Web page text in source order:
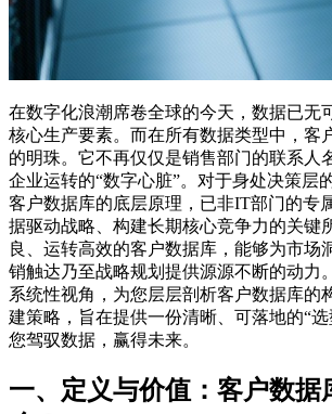
在数字化浪潮席卷全球的今天，数据已无
核心生产要素。而在所有数据类型中，客
的明珠。它不再仅仅是销售部门的联系人
企业运转的“数字心脏”。对于身处决策层
客户数据库的底层原理，已非IT部门的专
据驱动战略、构建长期核心竞争力的关键
良、运转高效的客户数据库，能够为市场
销触达乃至战略规划提供源源不断的动力
系统性视角，为您层层剖析客户数据库的
建策略，旨在提供一份清晰、可落地的“
您驾驭数据，赢得未来。
一、定义与价值：客户数据